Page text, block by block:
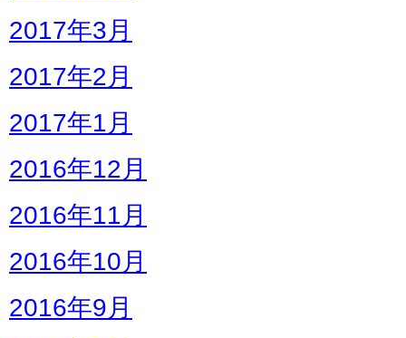
2017年3月
2017年2月
2017年1月
2016年12月
2016年11月
2016年10月
2016年9月